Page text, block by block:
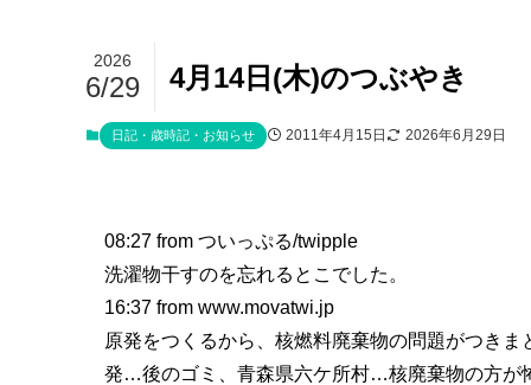
4月14日(木)のつぶやき
2026
6/29
日記・歳時記・お知らせ 2011年4月15日 2026年6月29日
08:27 from ついっぷる/twipple
洗濯物干すのを忘れるとこでした。
16:37 from www.movatwi.jp
原発をつくるから、核燃料廃棄物の問題がつき
発…後のゴミ、青森県六ケ所村…核廃棄物の方が